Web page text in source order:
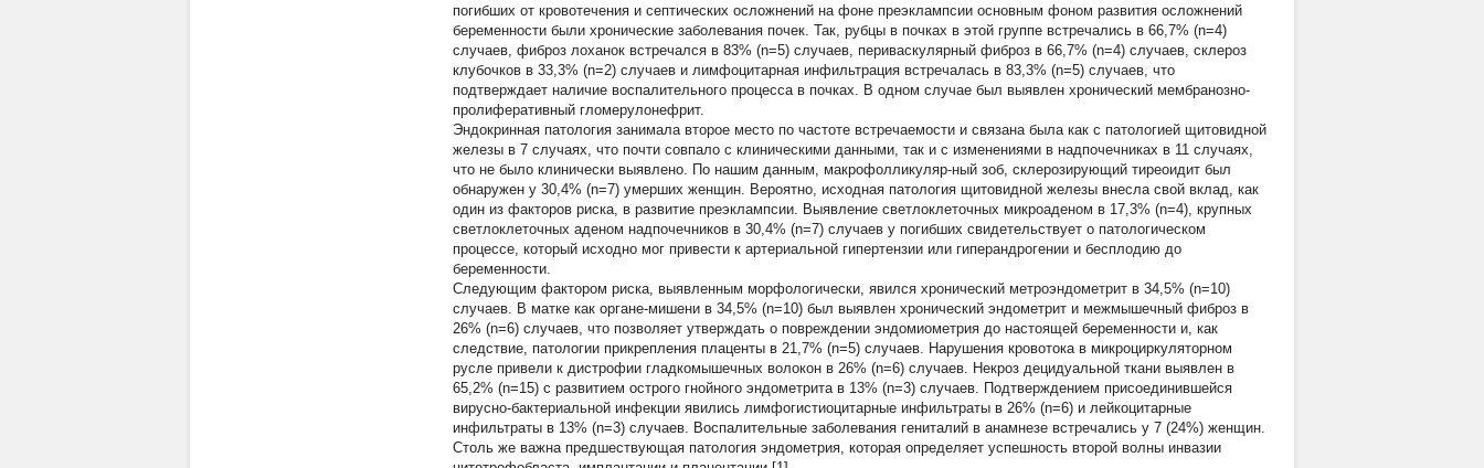
погибших от кровотечения и септических осложнений на фоне преэклампсии основным фоном развития осложнений
беременности были хронические заболевания почек. Так, рубцы в почках в этой группе встречались в 66,7% (n=4)
случаев, фиброз лоханок встречался в 83% (n=5) случаев, периваскулярный фиброз в 66,7% (n=4) случаев, склероз
клубочков в 33,3% (n=2) случаев и лимфоцитарная инфильтрация встречалась в 83,3% (n=5) случаев, что
подтверждает наличие воспалительного процесса в почках. В одном случае был выявлен хронический мембранозно-
пролиферативный гломерулонефрит.
Эндокринная патология занимала второе место по частоте встречаемости и связана была как с патологией щитовидной
железы в 7 случаях, что почти совпало с клиническими данными, так и с изменениями в надпочечниках в 11 случаях,
что не было клинически выявлено. По нашим данным, макрофолликуляр-ный зоб, склерозирующий тиреоидит был
обнаружен у 30,4% (n=7) умерших женщин. Вероятно, исходная патология щитовидной железы внесла свой вклад, как
один из факторов риска, в развитие преэклампсии. Выявление светлоклеточных микроаденом в 17,3% (n=4), крупных
светлоклеточных аденом надпочечников в 30,4% (n=7) случаев у погибших свидетельствует о патологическом
процессе, который исходно мог привести к артериальной гипертензии или гиперандрогении и бесплодию до
беременности.
Следующим фактором риска, выявленным морфологически, явился хронический метроэндометрит в 34,5% (n=10)
случаев. В матке как органе-мишени в 34,5% (n=10) был выявлен хронический эндометрит и межмышечный фиброз в
26% (n=6) случаев, что позволяет утверждать о повреждении эндомиометрия до настоящей беременности и, как
следствие, патологии прикрепления плаценты в 21,7% (n=5) случаев. Нарушения кровотока в микроциркуляторном
русле привели к дистрофии гладкомышечных волокон в 26% (n=6) случаев. Некроз децидуальной ткани выявлен в
65,2% (n=15) с развитием острого гнойного эндометрита в 13% (n=3) случаев. Подтверждением присоединившейся
вирусно-бактериальной инфекции явились лимфогистиоцитарные инфильтраты в 26% (n=6) и лейкоцитарные
инфильтраты в 13% (n=3) случаев. Воспалительные заболевания гениталий в анамнезе встречались у 7 (24%) женщин.
Столь же важна предшествующая патология эндометрия, которая определяет успешность второй волны инвазии